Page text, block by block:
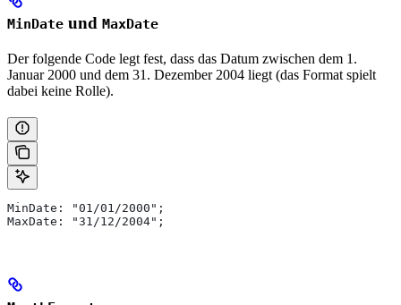
MinDate und MaxDate
Der folgende Code legt fest, dass das Datum zwischen dem 1.
Januar 2000 und dem 31. Dezember 2004 liegt (das Format spielt
dabei keine Rolle).
MinDate: "01/01/2000";
MaxDate: "31/12/2004";